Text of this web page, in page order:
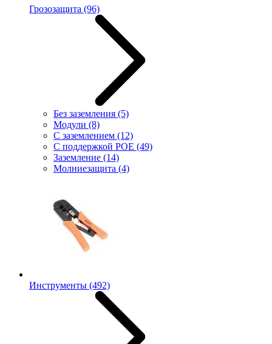
Грозозащита (96)
Без заземления (5)
Модули (8)
С заземлением (12)
С поддержкой POE (49)
Заземление (14)
Молниезащита (4)
Инструменты (492)